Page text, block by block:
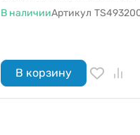
В наличииАртикул
В корзину